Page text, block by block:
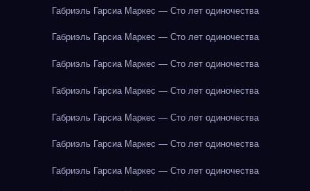
Габриэль Гарсиа Маркес — Сто лет одиночества
Габриэль Гарсиа Маркес — Сто лет одиночества
Габриэль Гарсиа Маркес — Сто лет одиночества
Габриэль Гарсиа Маркес — Сто лет одиночества
Габриэль Гарсиа Маркес — Сто лет одиночества
Габриэль Гарсиа Маркес — Сто лет одиночества
Габриэль Гарсиа Маркес — Сто лет одиночества